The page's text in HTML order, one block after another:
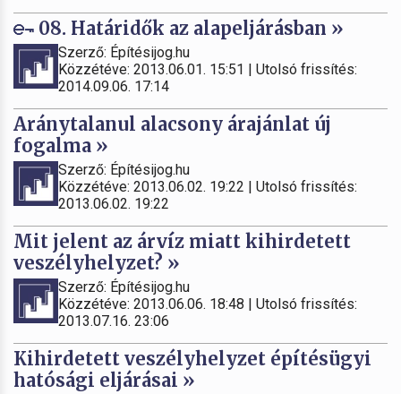
08. Határidők az alapeljárásban »
Szerző: Építésijog.hu
Közzétéve: 2013.06.01. 15:51 | Utolsó frissítés:
2014.09.06. 17:14
Aránytalanul alacsony árajánlat új
fogalma »
Szerző: Építésijog.hu
Közzétéve: 2013.06.02. 19:22 | Utolsó frissítés:
2013.06.02. 19:22
Mit jelent az árvíz miatt kihirdetett
veszélyhelyzet? »
Szerző: Építésijog.hu
Közzétéve: 2013.06.06. 18:48 | Utolsó frissítés:
2013.07.16. 23:06
Kihirdetett veszélyhelyzet építésügyi
hatósági eljárásai »